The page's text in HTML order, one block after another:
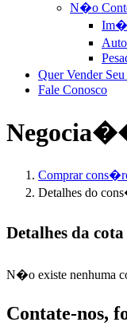
N�o
Quer Vender
Fale Conosco
Comprar
Detalhes do
Detalhes da
N�o existe nenhuma
Contate-nos,